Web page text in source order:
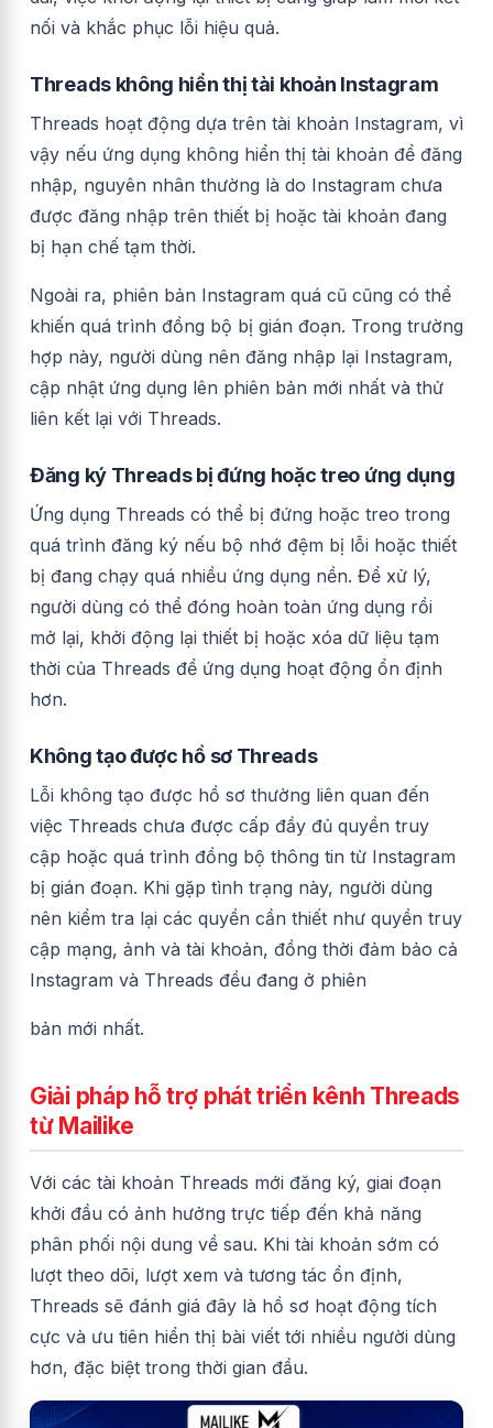
nối và khắc phục lỗi hiệu quả.
Threads không hiển thị tài khoản Instagram
Threads hoạt động dựa trên tài khoản Instagram, vì
vậy nếu ứng dụng không hiển thị tài khoản để đăng
nhập, nguyên nhân thường là do Instagram chưa
được đăng nhập trên thiết bị hoặc tài khoản đang
bị hạn chế tạm thời.
Ngoài ra, phiên bản Instagram quá cũ cũng có thể
khiến quá trình đồng bộ bị gián đoạn. Trong trường
hợp này, người dùng nên đăng nhập lại Instagram,
cập nhật ứng dụng lên phiên bản mới nhất và thử
liên kết lại với Threads.
Đăng ký Threads bị đứng hoặc treo ứng dụng
Ứng dụng Threads có thể bị đứng hoặc treo trong
quá trình đăng ký nếu bộ nhớ đệm bị lỗi hoặc thiết
bị đang chạy quá nhiều ứng dụng nền. Để xử lý,
người dùng có thể đóng hoàn toàn ứng dụng rồi
mở lại, khởi động lại thiết bị hoặc xóa dữ liệu tạm
thời của Threads để ứng dụng hoạt động ổn định
hơn.
Không tạo được hồ sơ Threads
Lỗi không tạo được hồ sơ thường liên quan đến
việc Threads chưa được cấp đầy đủ quyền truy
cập hoặc quá trình đồng bộ thông tin từ Instagram
bị gián đoạn. Khi gặp tình trạng này, người dùng
nên kiểm tra lại các quyền cần thiết như quyền truy
cập mạng, ảnh và tài khoản, đồng thời đảm bảo cả
Instagram và Threads đều đang ở phiên
bản mới nhất.
Giải pháp hỗ trợ phát triển kênh Threads
từ Mailike
Với các tài khoản Threads mới đăng ký, giai đoạn
khởi đầu có ảnh hưởng trực tiếp đến khả năng
phân phối nội dung về sau. Khi tài khoản sớm có
lượt theo dõi, lượt xem và tương tác ổn định,
Threads sẽ đánh giá đây là hồ sơ hoạt động tích
cực và ưu tiên hiển thị bài viết tới nhiều người dùng
hơn, đặc biệt trong thời gian đầu.